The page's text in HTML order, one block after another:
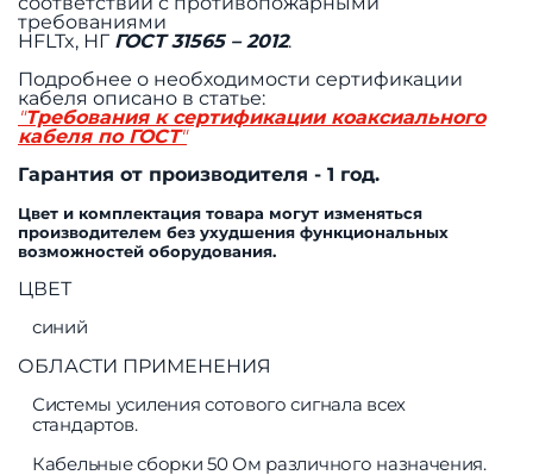
требованиями
HFLTx, НГ ГОСТ 31565 – 2012.
Подробнее о необходимости сертификации
кабеля описано в статье:
"Требования к сертификации коаксиального
кабеля по ГОСТ"
Гарантия от производителя - 1 год.
Цвет и комплектация товара могут изменяться
производителем без ухудшения функциональных
возможностей оборудования.
ЦВЕТ
синий
ОБЛАСТИ ПРИМЕНЕНИЯ
Системы усиления сотового сигнала всех
стандартов.
Кабельные сборки 50 Ом различного назначения.